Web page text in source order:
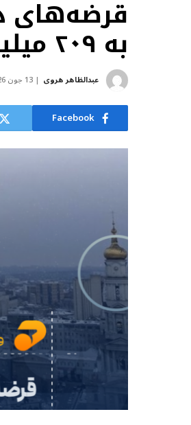
به ۲۰۹ میلیارد دالر افزایش یافته است
عبدالظاهر هروی 13 جون 2026
Facebook